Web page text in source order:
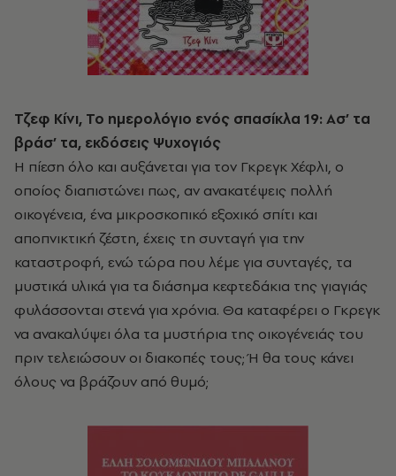
Τζεφ Κίνι, Το ημερολόγιο ενός σπασίκλα 19: Ασ’ τα
βράσ’ τα, εκδόσεις Ψυχογιός
Η πίεση όλο και αυξάνεται για τον Γκρεγκ Χέφλι, ο
οποίος διαπιστώνει πως, αν ανακατέψεις πολλή
οικογένεια, ένα μικροσκοπικό εξοχικό σπίτι και
αποπνικτική ζέστη, έχεις τη συνταγή για την
καταστροφή, ενώ τώρα που λέμε για συνταγές, τα
μυστικά υλικά για τα διάσημα κεφτεδάκια της γιαγιάς
φυλάσσονται στενά για χρόνια. Θα καταφέρει ο Γκρεγκ
να ανακαλύψει όλα τα μυστήρια της οικογένειάς του
πριν τελειώσουν οι διακοπές τους; Ή θα τους κάνει
όλους να βράζουν από θυμό;